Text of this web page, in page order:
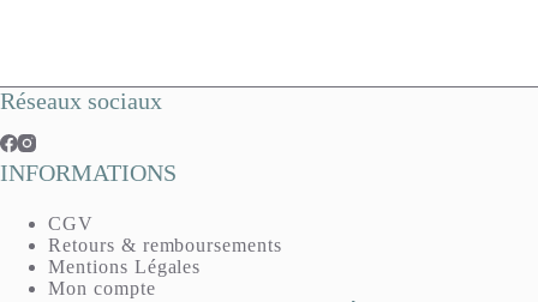
Réseaux sociaux
INFORMATIONS
CGV
Retours & remboursements
Mentions Légales
Mon compte